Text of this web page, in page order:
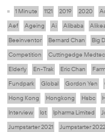
1 Minute 1121 2019 2020
Aef
Ageing Ai Alibaba
Beeinventor
Bernard Chan Big
Competition
Cuttingedge
Elderly
En-Trak Eric Chan
Fundpark
Global Gordon Yen
Hong Kong
Hongkong Hsbc
Interview
Iot Ipharma Limited
Jumpstarter 2021
Jumpstarter 2022